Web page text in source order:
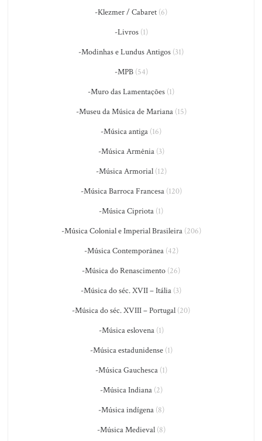
-Klezmer / Cabaret (6)
-Livros(1)
-Modinhas e Lundus Antigos (31)
-MPB(54)
-Muro das Lamentações (1)
-Museu da Música de Mariana(15)
-Música antiga (16)
-Música Armênia(3)
-Música Armorial(12)
-Música Barroca Francesa(120)
-Música Cipriota (1)
-Música Colonial e Imperial Brasileira(206)
-Música Contemporânea(42)
-Música do Renascimento (26)
-Música do séc. XVII – Itália (3)
-Música do séc. XVIII – Portugal (20)
-Música eslovena(1)
-Música estadunidense(1)
-Música Gauchesca(1)
-Música Indiana(2)
-Música indígena(8)
-Música Medieval(8)